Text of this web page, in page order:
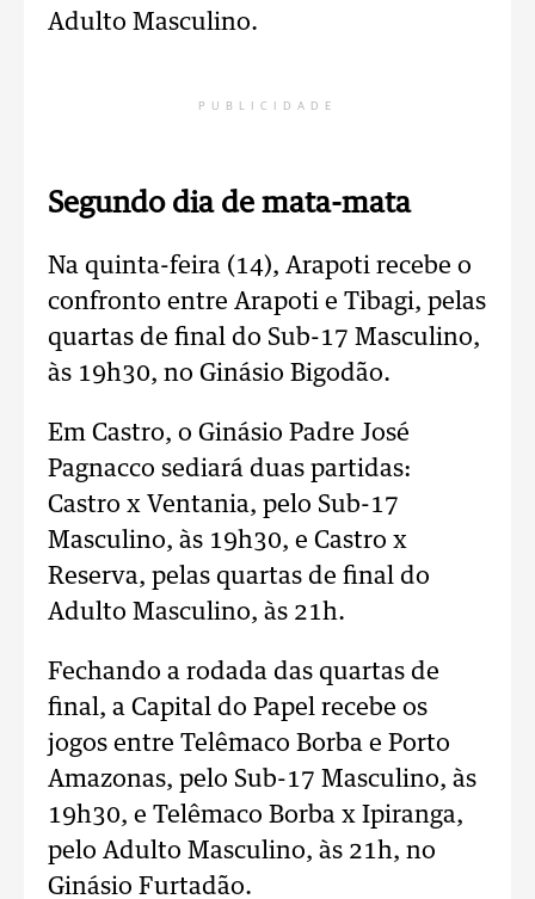
Adulto Masculino.
PUBLICIDADE
Segundo dia de mata-mata
Na quinta-feira (14), Arapoti recebe o
confronto entre Arapoti e Tibagi, pelas
quartas de final do Sub-17 Masculino,
às 19h30, no Ginásio Bigodão.
Em Castro, o Ginásio Padre José
Pagnacco sediará duas partidas:
Castro x Ventania, pelo Sub-17
Masculino, às 19h30, e Castro x
Reserva, pelas quartas de final do
Adulto Masculino, às 21h.
Fechando a rodada das quartas de
final, a Capital do Papel recebe os
jogos entre Telêmaco Borba e Porto
Amazonas, pelo Sub-17 Masculino, às
19h30, e Telêmaco Borba x Ipiranga,
pelo Adulto Masculino, às 21h, no
Ginásio Furtadão.